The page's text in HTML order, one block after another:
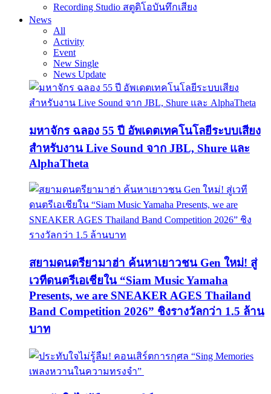
Recording Studio สตูดิโอบันทึกเสียง
News
All
Activity
Event
New Single
News Update
มหาจักร ฉลอง 55 ปี อัพเดตเทคโนโลยีระบบเสียง
สำหรับงาน Live Sound จาก JBL, Shure และ
AlphaTheta
สยามดนตรียามาฮ่า ค้นหาเยาวชน Gen ใหม่! สู่
เวทีดนตรีเอเชียใน “Siam Music Yamaha
Presents, we are SNEAKER AGES Thailand
Band Competition 2026” ชิงรางวัลกว่า 1.5 ล้าน
บาท